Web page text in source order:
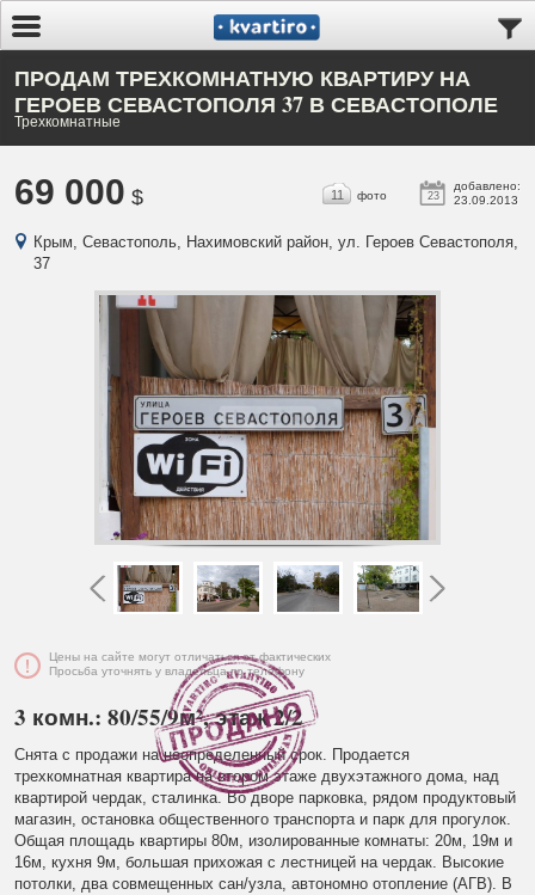
ПРОДАМ ТРЕХКОМНАТНУЮ КВАРТИРУ НА
ГЕРОЕВ СЕВАСТОПОЛЯ 37 В СЕВАСТОПОЛЕ
Трехкомнатные
69 000 $ 23
добавлено:
23.09.2013
11 фото
Крым, Севастополь, Нахимовский район, ул. Героев Севастополя,
37
Цены на сайте могут отличаться от фактических
Просьба уточнять у владельца по телефону
3 комн.: 80/55/9м², этаж 2/2
Снята с продажи на неопределенный срок. Продается
трехкомнатная квартира на втором этаже двухэтажного дома, над
квартирой чердак, сталинка. Во дворе парковка, рядом продуктовый
магазин, остановка общественного транспорта и парк для прогулок.
Общая площадь квартиры 80м, изолированные комнаты: 20м, 19м и
16м, кухня 9м, большая прихожая с лестницей на чердак. Высокие
потолки, два совмещенных сан/узла, автономно отопление (АГВ). В